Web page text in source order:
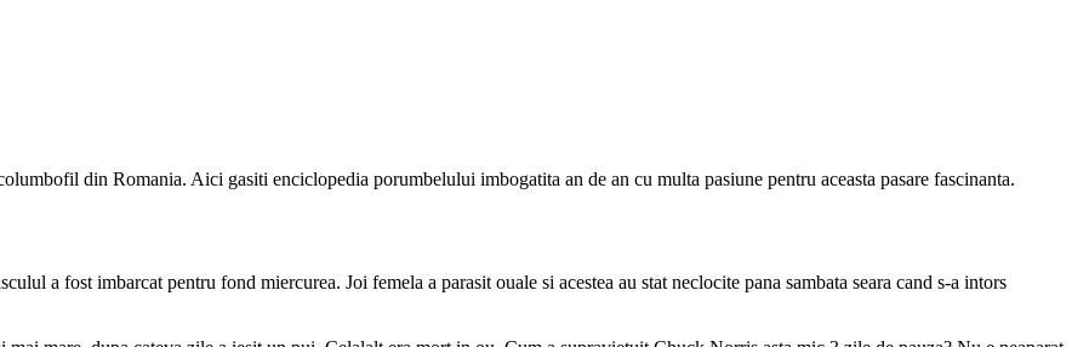
din Romania. Aici gasiti enciclopedia porumbelului imbogatita an de an cu multa pasiune pentru aceasta pasare fascinanta.
a fost imbarcat pentru fond miercurea. Joi femela a parasit ouale si acestea au stat neclocite pana sambata seara cand s-a intors